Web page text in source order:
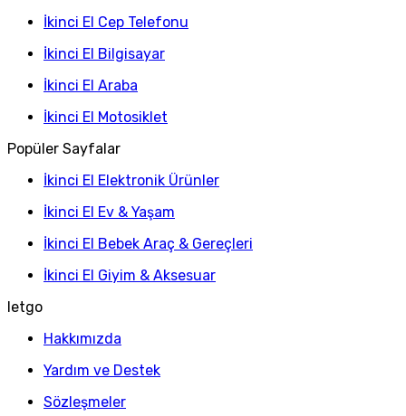
İkinci El Cep Telefonu
İkinci El Bilgisayar
İkinci El Araba
İkinci El Motosiklet
Popüler Sayfalar
İkinci El Elektronik Ürünler
İkinci El Ev & Yaşam
İkinci El Bebek Araç & Gereçleri
İkinci El Giyim & Aksesuar
letgo
Hakkımızda
Yardım ve Destek
Sözleşmeler